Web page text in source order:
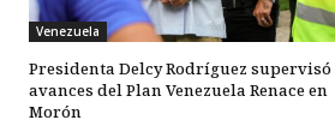
Venezuela
Presidenta Delcy Rodríguez supervisó
avances del Plan Venezuela Renace en
Morón